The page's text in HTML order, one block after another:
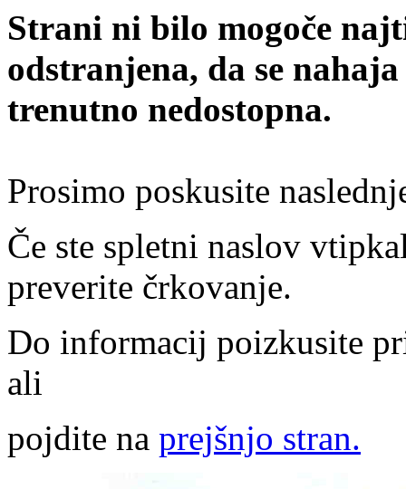
Strani ni bilo mogoče
odstranjena, da se
trenutno nedostopna.
Prosimo poskusite
Če ste spletni naslov
preverite črkovanje.
Do informacij poizkusite
ali
pojdite na prejšnjo stran.